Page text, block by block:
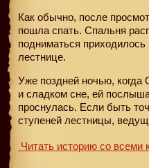
Как обычно, после
пошла спать. Спальня
подниматься приходилось
лестнице.
Уже поздней ночью, когда
и сладком сне, ей
проснулась. Если быть
ступеней лестницы,
Читать историю со всеми